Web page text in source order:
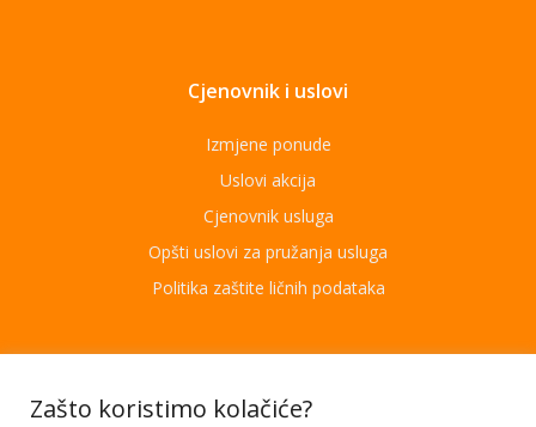
Cjenovnik i uslovi
Izmjene ponude
Uslovi akcija
Cjenovnik usluga
Opšti uslovi za pružanja usluga
Politika zaštite ličnih podataka
Aplikacije
Zašto koristimo kolačiće?